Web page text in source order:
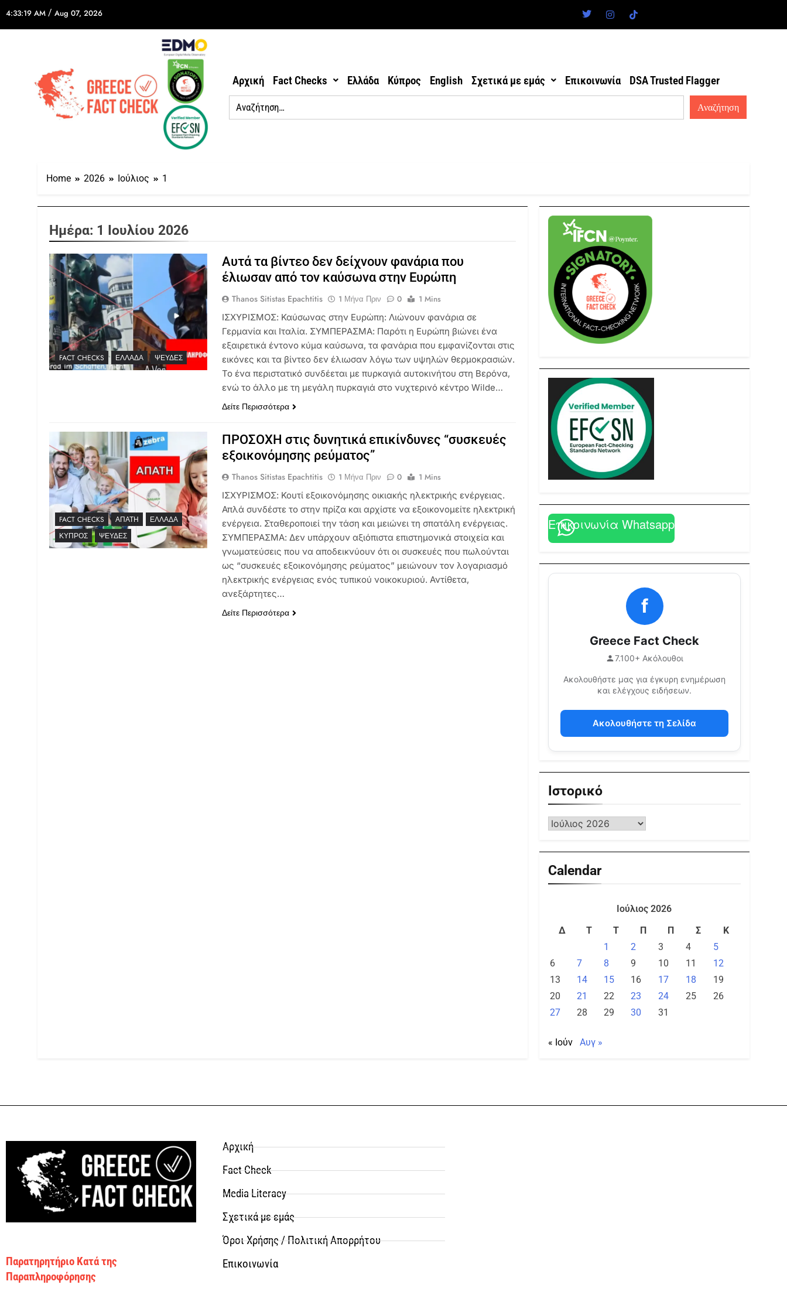
4:33:19 AM / Aug 07, 2026
Αρχική Fact Checks Ελλάδα Κύπρος English Σχετικά με εμάς Επικοινωνία DSA Trusted Flagger
Home 2026 Ιούλιος 1
Ημέρα: 1 Ιουλίου 2026
FACT CHECKS ΕΛΛΆΔΑ ΨΕΥΔΈΣ
Αυτά τα βίντεο δεν δείχνουν φανάρια που
έλιωσαν από τον καύσωνα στην Ευρώπη
Thanos Sitistas Epachtitis 1 Μήνα Πριν 0
1 Mins
ΙΣΧΥΡΙΣΜΟΣ: Καύσωνας στην Ευρώπη: Λιώνουν φανάρια σε
Γερμανία και Ιταλία. ΣΥΜΠΕΡΑΣΜΑ: Παρότι η Ευρώπη βιώνει ένα
εξαιρετικά έντονο κύμα καύσωνα, τα φανάρια που εμφανίζονται στις
εικόνες και τα βίντεο δεν έλιωσαν λόγω των υψηλών θερμοκρασιών.
Το ένα περιστατικό συνδέεται με πυρκαγιά αυτοκινήτου στη Βερόνα,
ενώ το άλλο με τη μεγάλη πυρκαγιά στο νυχτερινό κέντρο Wilde…
Δείτε Περισσότερα
FACT CHECKS ΑΠΆΤΗ
ΕΛΛΆΔΑ
ΚΎΠΡΟΣ
ΨΕΥΔΈΣ
ΠΡΟΣΟΧΗ στις δυνητικά επικίνδυνες “συσκευές
εξοικονόμησης ρεύματος”
Thanos Sitistas Epachtitis 1 Μήνα Πριν 0
1 Mins
ΙΣΧΥΡΙΣΜΟΣ: Κουτί εξοικονόμησης οικιακής ηλεκτρικής ενέργειας.
Απλά συνδέστε το στην πρίζα και αρχίστε να εξοικονομείτε ηλεκτρική
ενέργεια. Σταθεροποιεί την τάση και μειώνει τη σπατάλη ενέργειας.
ΣΥΜΠΕΡΑΣΜΑ: Δεν υπάρχουν αξιόπιστα επιστημονικά στοιχεία και
γνωματεύσεις που να αποδεικνύουν ότι οι συσκευές που πωλούνται
ως “συσκευές εξοικονόμησης ρεύματος” μειώνουν τον λογαριασμό
ηλεκτρικής ενέργειας ενός τυπικού νοικοκυριού. Αντίθετα,
ανεξάρτητες…
Δείτε Περισσότερα
Επικοινωνία Whatsapp
f
Greece Fact Check
7.100+ Ακόλουθοι
Ακολουθήστε μας για έγκυρη ενημέρωση
και ελέγχους ειδήσεων.
Ακολουθήστε τη Σελίδα
Ιστορικό
Calendar
Ιούλιος 2026
Δ
Τ Τ Π Π Σ
Κ
1
2 3 4
5
6
7 8 9 10 11
12
13
14 15 16 17 18
19
20
21 22 23 24 25
26
27
28 29 30 31
« Ιούν Αυγ »
Παρατηρητήριο Κατά της
Παραπληροφόρησης
Αρχική
Fact Check
Media Literacy
Σχετικά με εμάς
Όροι Χρήσης / Πολιτική Απορρήτου
Επικοινωνία